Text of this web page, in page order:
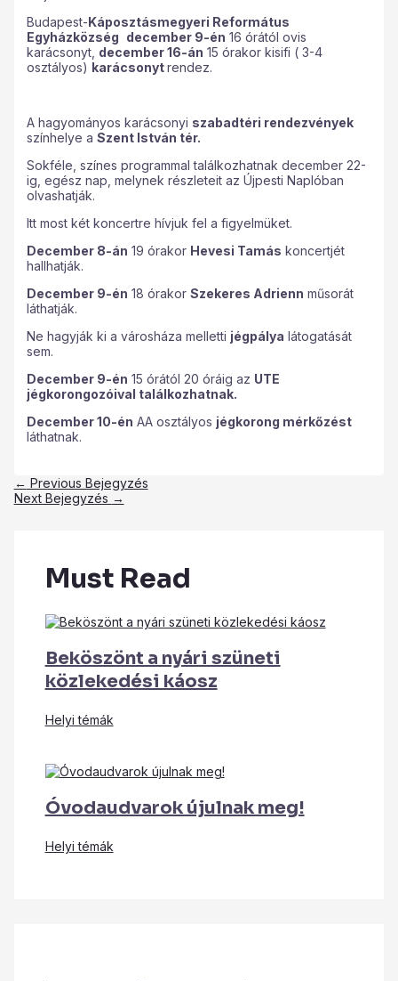
Budapest-Káposztásmegyeri Református
Egyházközség december 9-én 16 órától ovis
karácsonyt, december 16-án 15 órakor kisifi ( 3-4
osztályos) karácsonytrendez.
A hagyományos karácsonyi szabadtéri rendezvények
színhelye a Szent István tér.
Sokféle, színes programmal találkozhatnak december 22-
ig, egész nap, melynek részleteit az Újpesti Naplóban
olvashatják.
Itt most két koncertre hívjuk fel a figyelmüket.
December 8-án 19 órakor Hevesi Tamás koncertjét
hallhatják.
December 9-én 18 órakor Szekeres Adrienn műsorát
láthatják.
Ne hagyják ki a városháza melletti jégpálya látogatását
sem.
December 9-én 15 órától 20 óráig az UTE
jégkorongozóival találkozhatnak.
December 10-én AA osztályos jégkorong mérkőzést
láthatnak.
← Previous Bejegyzés
Next Bejegyzés →
Must Read
Beköszönt a nyári szüneti
közlekedési káosz
Helyi témák
Óvodaudvarok újulnak meg!
Helyi témák